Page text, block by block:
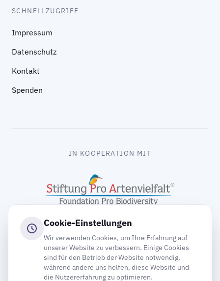
SCHNELLZUGRIFF
Impressum
Datenschutz
Kontakt
Spenden
IN KOOPERATION MIT
gooding
Cookie-Einstellungen
Wir verwenden Cookies, um Ihre Erfahrung auf
unserer Website zu verbessern. Einige Cookies
sind für den Betrieb der Website notwendig,
während andere uns helfen, diese Website und
die Nutzererfahrung zu optimieren.